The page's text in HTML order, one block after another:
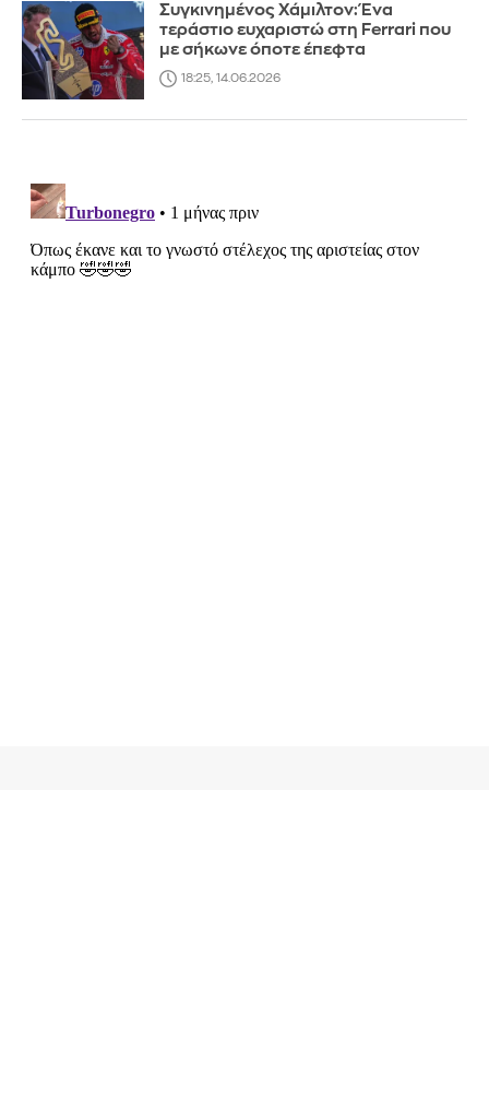
Συγκινημένος Χάμιλτον: Ένα
τεράστιο ευχαριστώ στη Ferrari που
με σήκωνε όποτε έπεφτα
18:25, 14.06.2026